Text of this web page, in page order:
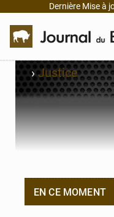
Dernière Mise à
›Justice
EN CE MOMENT